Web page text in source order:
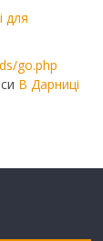
для
go.php
В Дарниці